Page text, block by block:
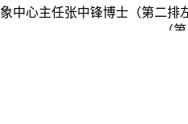
中心主任张中锋博士（第二
（